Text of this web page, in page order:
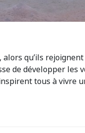
qu’ils
de développer les
tous à vivre